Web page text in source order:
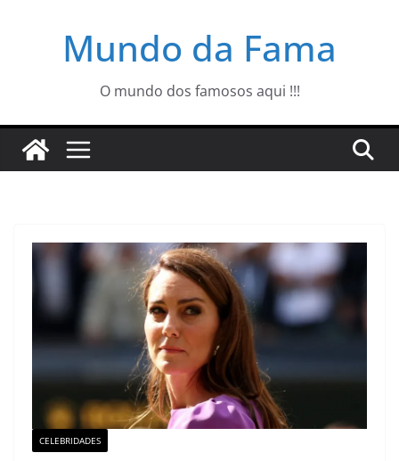
Mundo da Fama
O mundo dos famosos aqui !!!
CELEBRIDADES